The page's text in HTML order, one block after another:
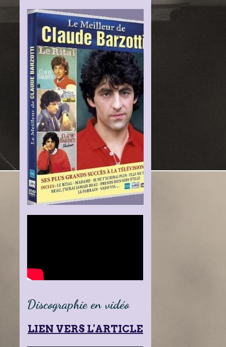
Discographie en vidéo
LIEN VERS L'ARTICLE